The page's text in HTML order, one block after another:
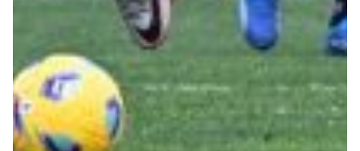
Caffè Boasi x Genoa
Helan x Genoa
Isolani x Genoa